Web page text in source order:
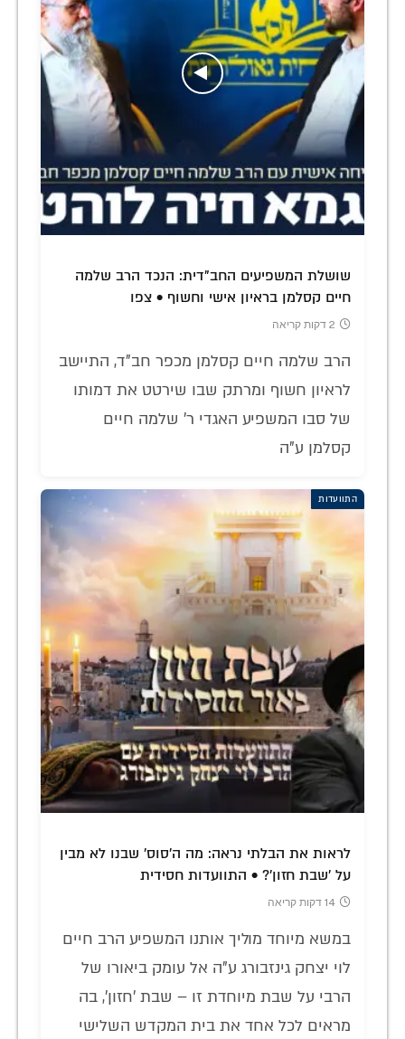
שושלת המשפיעים החב"דית: הנכד הרב שלמה
חיים קסלמן בראיון אישי וחשוף • צפו
2 דקות קריאה
הרב שלמה חיים קסלמן מכפר חב"ד, התיישב
לראיון חשוף ומרתק שבו שירטט את דמותו
של סבו המשפיע האגדי ר' שלמה חיים
קסלמן ע"ה
התוועדות
לראות את הבלתי נראה: מה ה'סוס' שבנו לא מבין
על 'שבת חזון'? • התוועדות חסידית
14 דקות קריאה
במשא מיוחד מוליך אותנו המשפיע הרב חיים
לוי יצחק גינזבורג ע"ה אל עומק ביאורו של
הרבי על שבת מיוחדת זו – שבת 'חזון', בה
מראים לכל אחד את בית המקדש השלישי